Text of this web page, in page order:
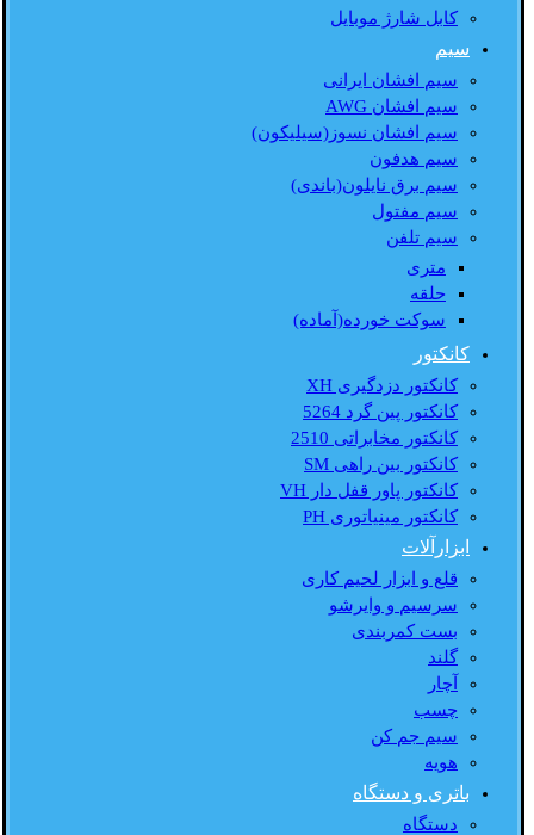
کابل شارژ موبایل
سیم
سیم افشان ایرانی
سیم افشان AWG
سیم افشان نسوز(سیلیکون)
سیم هدفون
سیم برق نایلون(باندی)
سیم مفتول
سیم تلفن
متری
حلقه
سوکت خورده(آماده)
کانکتور
کانکتور دزدگیری XH
کانکتور پین گرد 5264
کانکتور مخابراتی 2510
کانکتور بین راهی SM
کانکتور پاور قفل دار VH
کانکتور مینیاتوری PH
ابزارآلات
قلع و ابزار لحیم کاری
سرسیم و وایرشو
بست کمربندی
گلند
آچار
چسب
سیم جم کن
هویه
باتری و دستگاه
دستگاه